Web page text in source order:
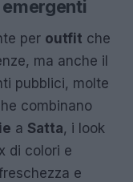
per outfit che
ma anche il
pubblici, molte
combinano
a Satta, i look
di colori e
e